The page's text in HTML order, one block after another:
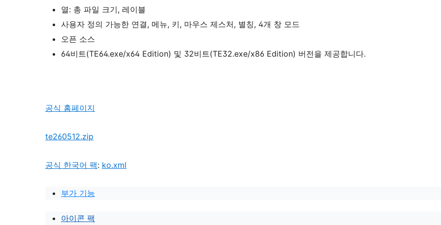
열: 총 파일 크기, 레이블
사용자 정의 가능한 연결, 메뉴, 키, 마우스 제스처, 별칭, 4개 창 모드
오픈 소스
64비트(TE64.exe/x64 Edition) 및 32비트(TE32.exe/x86 Edition) 버전을 제공합니다.
공식 홈페이지
te260512.zip
공식 한국어 팩: ko.xml
부가 기능
아이콘 팩